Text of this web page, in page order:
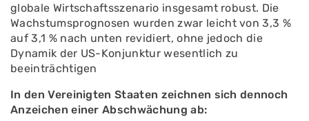
globale Wirtschaftsszenario insgesamt robust. Die
Wachstumsprognosen wurden zwar leicht von 3,3 %
auf 3,1 % nach unten revidiert, ohne jedoch die
Dynamik der US-Konjunktur wesentlich zu
beeinträchtigen
In den Vereinigten Staaten zeichnen sich dennoch
Anzeichen einer Abschwächung ab: